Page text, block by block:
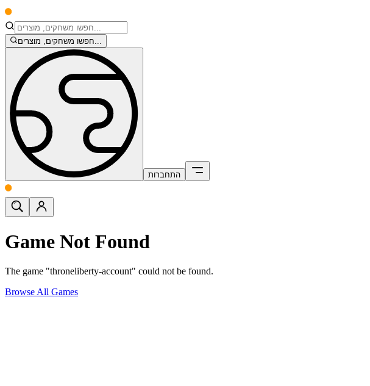
חפשו משחקים, מוצרים...
התחברות
Game Not Found
The game "throneliberty-account" could not be found.
Browse All Games